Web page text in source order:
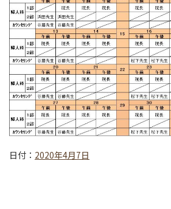
日付： 2020年4月7日